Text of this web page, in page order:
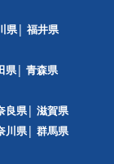
県
福井県
県
青森県
良県
滋賀県
川県
群馬県